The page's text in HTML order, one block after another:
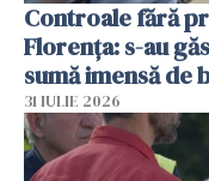
Controale fără
Florența: s-au
sumă imensă de
31 IULIE 2026